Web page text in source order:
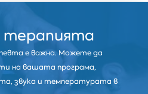
терапията
е важна. Можете да
на вашата програма,
звука и температурата в